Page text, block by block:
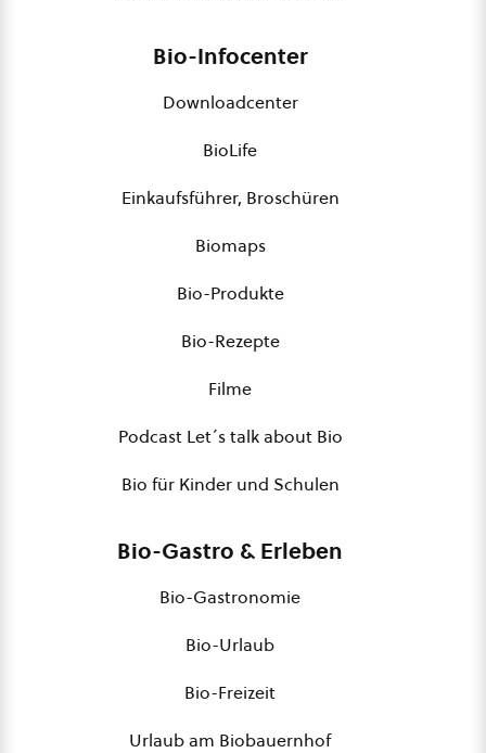
Bio-Infocenter
Downloadcenter
BioLife
Einkaufsführer, Broschüren
Biomaps
Bio-Produkte
Bio-Rezepte
Filme
Podcast Let´s talk about Bio
Bio für Kinder und Schulen
Bio-Gastro & Erleben
Bio-Gastronomie
Bio-Urlaub
Bio-Freizeit
Urlaub am Biobauernhof